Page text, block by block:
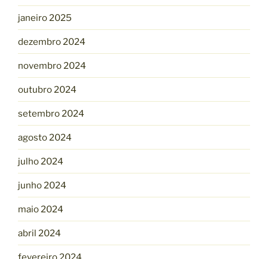
janeiro 2025
dezembro 2024
novembro 2024
outubro 2024
setembro 2024
agosto 2024
julho 2024
junho 2024
maio 2024
abril 2024